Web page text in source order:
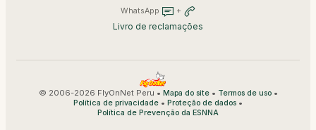
WhatsApp +
Livro de reclamações
© 2006-2026 FlyOnNet Peru • Mapa do site• Termos de uso•
Política de privacidade • Proteção de dados •
Política de Prevenção da ESNNA